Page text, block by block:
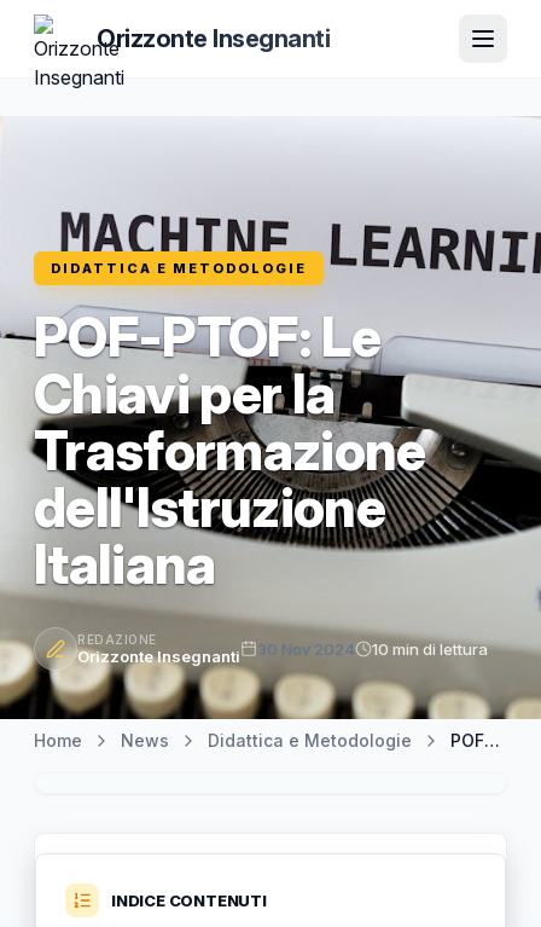
Orizzonte Insegnanti
DIDATTICA E METODOLOGIE
POF-PTOF: Le
Chiavi per la
Trasformazione
dell'Istruzione
Italiana
REDAZIONE
Orizzonte Insegnanti 30 Nov 2024 10 min di lettura
Home News Didattica e Metodologie POF-PTOF: Le Chiavi per la Trasformazione dell'Istruzione Italiana
INDICE CONTENUTI